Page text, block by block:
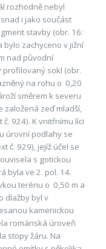
rozhodně nebyl
i jako součást
stavby (obr. 16:
bylo zachyceno v jižní
nad původní
sokl (obr.
na rohu o 0,20
směrem k severu
založená zeď mladší,
924). K vnitřnímu líci
úrovní podlahy se
č. 929), jejíž účel se
s gotickou
byla ve 2. pol. 14.
terénu o 0,50 m a
dlažby byl v
kamenickou
románská úroveň
stopy žáru. Na